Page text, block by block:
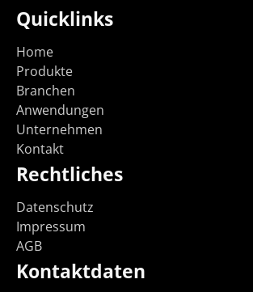
Quicklinks
Home
Produkte
Branchen
Anwendungen
Unternehmen
Kontakt
Rechtliches
Datenschutz
Impressum
AGB
Kontaktdaten